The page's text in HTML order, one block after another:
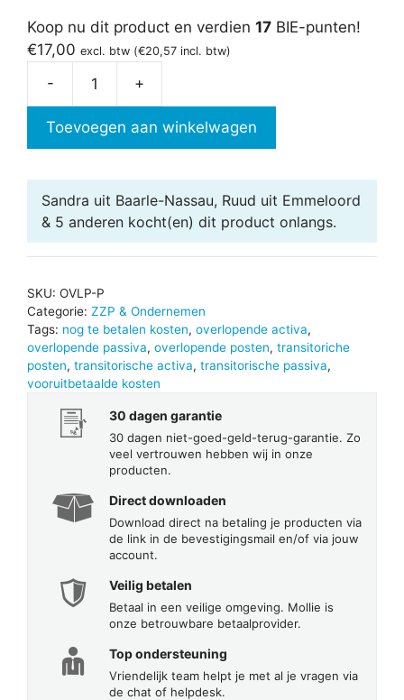
Koop nu dit product en verdien 17 BIE-punten!
€17,00 excl. btw (€20,57 incl. btw)
-
aantal
+
Toevoegen aan winkelwagen
Sandra uit Baarle-Nassau, Ruud uit Emmeloord
& 5 anderen kocht(en) dit product onlangs.
SKU: OVLP-P
Categorie: ZZP & Ondernemen
Tags: nog te betalen kosten, overlopende activa,
overlopende passiva, overlopende posten, transitoriche
posten, transitorische activa, transitorische passiva,
vooruitbetaalde kosten
30 dagen garantie
30 dagen niet-goed-geld-terug-garantie. Zo
veel vertrouwen hebben wij in onze
producten.
Direct downloaden
Download direct na betaling je producten via
de link in de bevestigingsmail en/of via jouw
account.
Veilig betalen
Betaal in een veilige omgeving. Mollie is
onze betrouwbare betaalprovider.
Top ondersteuning
Vriendelijk team helpt je met al je vragen via
de chat of helpdesk.